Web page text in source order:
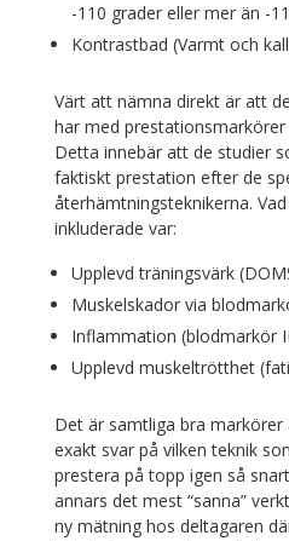
-110 grader eller mer än -
Kontrastbad (Varmt och
Värt att nämna direkt är att
har med prestationsmarkörer
Detta innebär att de studier
faktiskt prestation efter de
återhämtningsteknikerna.
inkluderade var:
Upplevd träningsvärk
Muskelskador via
Inflammation (blodmarkör
Upplevd muskeltrötthet
Det är samtliga bra
exakt svar på vilken teknik
prestera på topp igen så
annars det mest “sanna”
ny mätning hos deltagaren